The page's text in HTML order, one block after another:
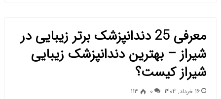
معرفی 25 دندانپزشک برتر زیبایی در
شیراز – بهترین دندانپزشک زیبایی
شیراز کیست؟
16 خرداد, 1404 0
113